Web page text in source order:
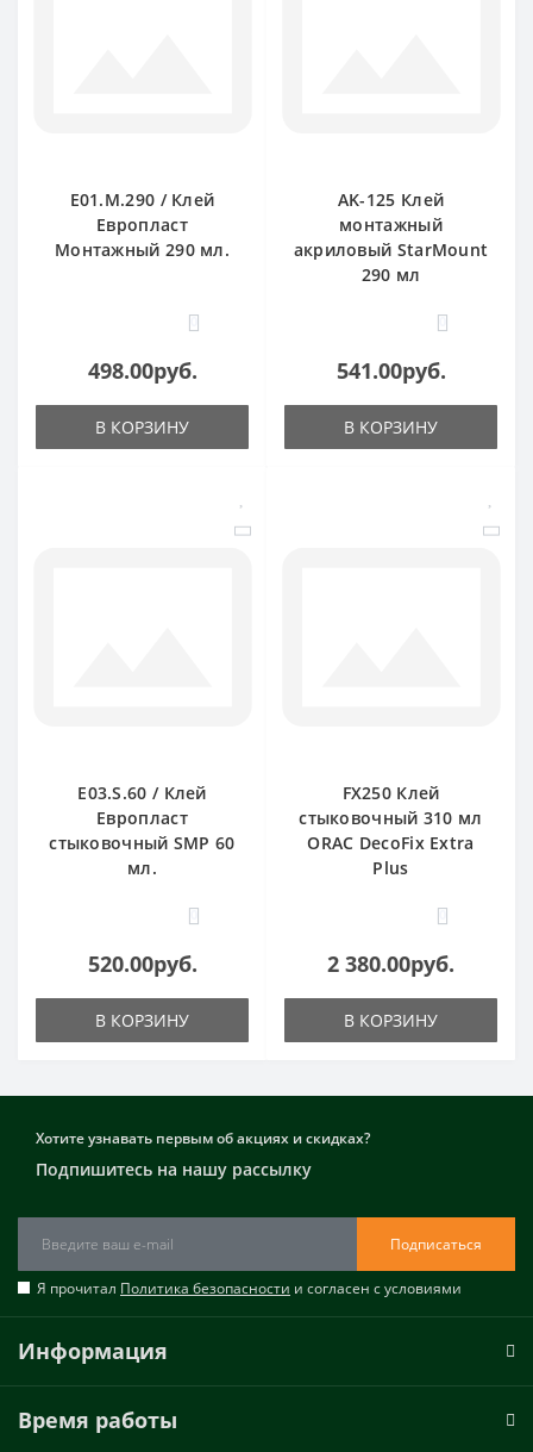
E01.M.290 / Клей
Европласт
Монтажный 290 мл.
0
498.00руб.
В КОРЗИНУ
AK-125 Клей
монтажный
акриловый StarMount
290 мл
0
541.00руб.
В КОРЗИНУ
E03.S.60 / Клей
Европласт
стыковочный SMP 60
мл.
0
520.00руб.
В КОРЗИНУ
FX250 Клей
стыковочный 310 мл
ORAC DecoFix Extra
Plus
0
2 380.00руб.
В КОРЗИНУ
Хотите узнавать первым об акциях и скидках?
Подпишитесь на нашу рассылку
Подписаться
Я прочитал Политика безопасности и согласен с условиями
Информация
Время работы